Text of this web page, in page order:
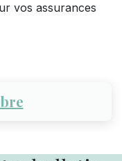
vos assurances